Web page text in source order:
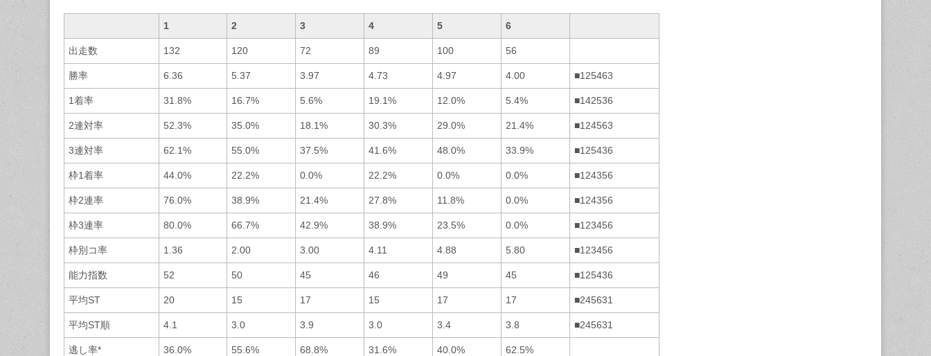
1 2 3 4 5 6
出走数 132 120 72 89 100 56
勝率 6.36 5.37 3.97 4.73 4.97 4.00 ■125463
1着率 31.8% 16.7% 5.6% 19.1% 12.0% 5.4% ■142536
2連対率 52.3% 35.0% 18.1% 30.3% 29.0% 21.4% ■124563
3連対率 62.1% 55.0% 37.5% 41.6% 48.0% 33.9% ■125436
枠1着率 44.0% 22.2% 0.0% 22.2% 0.0% 0.0% ■124356
枠2連率 76.0% 38.9% 21.4% 27.8% 11.8% 0.0% ■124356
枠3連率 80.0% 66.7% 42.9% 38.9% 23.5% 0.0% ■123456
枠別コ率 1.36 2.00 3.00 4.11 4.88 5.80 ■123456
能力指数 52 50 45 46 49 45 ■125436
平均ST 20 15 17 15 17 17 ■245631
平均ST順 4.1 3.0 3.9 3.0 3.4 3.8 ■245631
逃し率* 36.0% 55.6% 68.8% 31.6% 40.0% 62.5%